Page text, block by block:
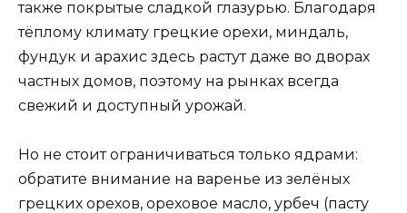
также покрытые сладкой глазурью. Благодаря
тёплому климату грецкие орехи, миндаль,
фундук и арахис здесь растут даже во дворах
частных домов, поэтому на рынках всегда
свежий и доступный урожай.
Но не стоит ограничиваться только ядрами:
обратите внимание на варенье из зелёных
грецких орехов, ореховое масло, урбеч (пасту